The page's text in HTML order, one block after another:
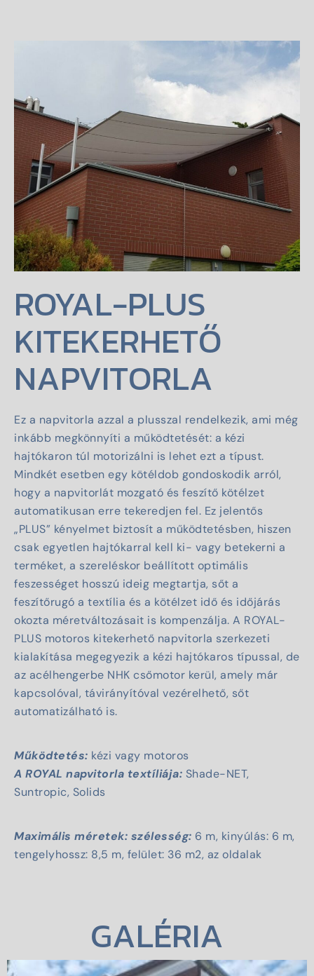
ROYAL-PLUS
KITEKERHETŐ
NAPVITORLA
Ez a napvitorla azzal a plusszal rendelkezik, ami még
inkább megkönnyíti a működtetését: a kézi
hajtókaron túl motorizálni is lehet ezt a típust.
Mindkét esetben egy kötéldob gondoskodik arról,
hogy a napvitorlát mozgató és feszítő kötélzet
automatikusan erre tekeredjen fel. Ez jelentős
„PLUS” kényelmet biztosít a működtetésben, hiszen
csak egyetlen hajtókarral kell ki- vagy betekerni a
terméket, a szereléskor beállított optimális
feszességet hosszú ideig megtartja, sőt a
feszítőrugó a textília és a kötélzet idő és időjárás
okozta méretváltozásait is kompenzálja. A ROYAL-
PLUS motoros kitekerhető napvitorla szerkezeti
kialakítása megegyezik a kézi hajtókaros típussal, de
az acélhengerbe NHK csőmotor kerül, amely már
kapcsolóval, távirányítóval vezérelhető, sőt
automatizálható is.
Működtetés: kézi vagy motoros
A ROYAL napvitorla textíliája: Shade-NET,
Suntropic, Solids
Maximális méretek: szélesség: 6 m, kinyúlás: 6 m,
tengelyhossz: 8,5 m, felület: 36 m2, az oldalak
GALÉRIA